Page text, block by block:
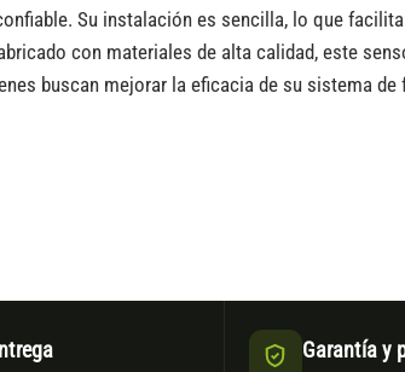
Su instalación es sencilla, lo que
con materiales de alta calidad, este
buscan mejorar la eficacia de su sistema de
Garantía y